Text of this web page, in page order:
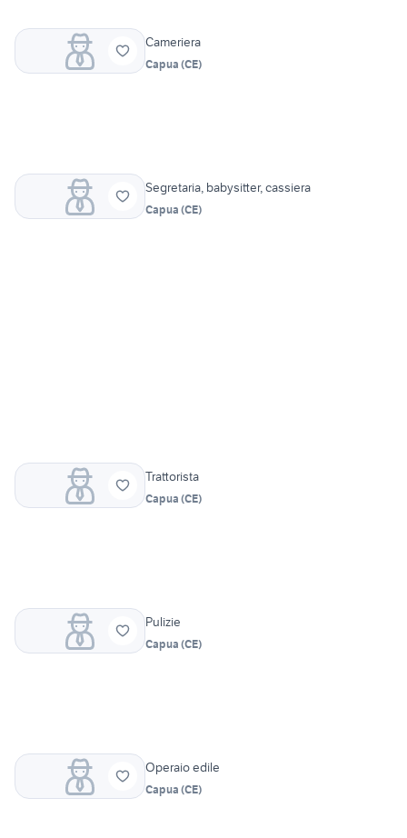
Cameriera
Capua (CE)
Segretaria, babysitter, cassiera
Capua (CE)
Trattorista
Capua (CE)
Pulizie
Capua (CE)
Operaio edile
Capua (CE)